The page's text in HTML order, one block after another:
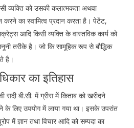
व्यक्ति को उसकी कलात्मकता अथवा
करने का स्वामित्व प्रदान करता है। पेटेंट,
आदि किसी व्यक्ति के वास्तविक कार्य को
तरीके है। जो कि सामूहिक रूप से बौद्धिक
है।
का इतिहास
सदी बी.सी. में ग्रीस में किताब को खरीदने
के लिए उपयोग में लाया गया था। इसके उपरांत
में ज्ञान तथा विचार आदि को सम्पदा का